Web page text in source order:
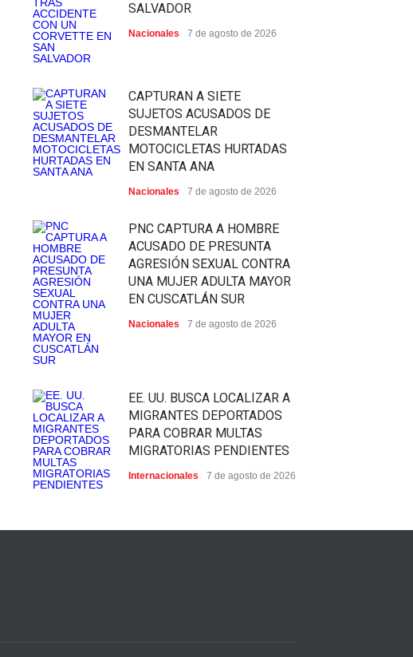
SALVADOR
Nacionales 7 de agosto de 2026
CAPTURAN A SIETE
SUJETOS ACUSADOS DE
DESMANTELAR
MOTOCICLETAS HURTADAS
EN SANTA ANA
Nacionales 7 de agosto de 2026
PNC CAPTURA A HOMBRE
ACUSADO DE PRESUNTA
AGRESIÓN SEXUAL CONTRA
UNA MUJER ADULTA MAYOR
EN CUSCATLÁN SUR
Nacionales 7 de agosto de 2026
EE. UU. BUSCA LOCALIZAR A
MIGRANTES DEPORTADOS
PARA COBRAR MULTAS
MIGRATORIAS PENDIENTES
Internacionales 7 de agosto de 2026